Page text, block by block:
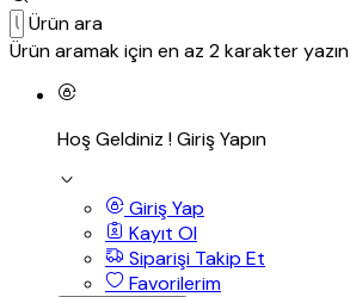
Ürün ara
Ürün aramak için en az 2 karakter yazın
Hoş Geldiniz !Giriş Yapın
Giriş Yap
Kayıt Ol
Siparişi Takip Et
Favorilerim